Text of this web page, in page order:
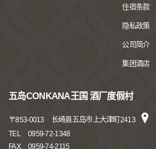
住宿条款
隐私政策
公司简介
集团酒店
五岛CONKANA王国 酒厂度假村
〒853-0013
长崎县五岛市上大津町2413
TEL
0959-72-1348
FAX
0959-74-2115